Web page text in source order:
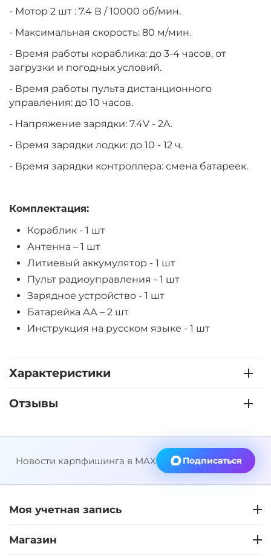
- Мотор 2 шт : 7.4 В / 10000 об/мин.
- Максимальная скорость: 80 м/мин.
- Время работы кораблика: до 3-4 часов, от
загрузки и погодных условий.
- Время работы пульта дистанционного
управления: до 10 часов.
- Напряжение зарядки: 7.4V - 2A.
- Время зарядки лодки: до 10 - 12 ч.
- Время зарядки контроллера: смена батареек.
Комплектация:
Кораблик - 1 шт
Антенна – 1 шт
Литиевый аккумулятор - 1 шт
Пульт радиоуправления - 1 шт
Зарядное устройство - 1 шт
Батарейка АА – 2 шт
Инструкция на русском языке - 1 шт
Характеристики
Отзывы
Новости карпфишинга в MAX Подписаться
Моя учетная запись
Магазин